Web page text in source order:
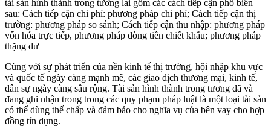
tài sản hình thành trong tương lai gồm các cách tiếp cận phổ biến
sau: Cách tiếp cận chi phí: phương pháp chi phí; Cách tiếp cận thị
trường: phương pháp so sánh; Cách tiếp cận thu nhập: phương pháp
vốn hóa trực tiếp, phương pháp dòng tiền chiết khấu; phương pháp
thặng dư
Cùng với sự phát triển của nền kinh tế thị trường, hội nhập khu vực
và quốc tế ngày càng mạnh mẽ, các giao dịch thương mại, kinh tế,
dân sự ngày càng sâu rộng. Tài sản hình thành trong tương đã và
đang ghi nhận trong trong các quy phạm pháp luật là một loại tài sản
có thể dùng thế chấp và đảm bảo cho nghĩa vụ của bên vay cho hợp
đồng tín dụng.